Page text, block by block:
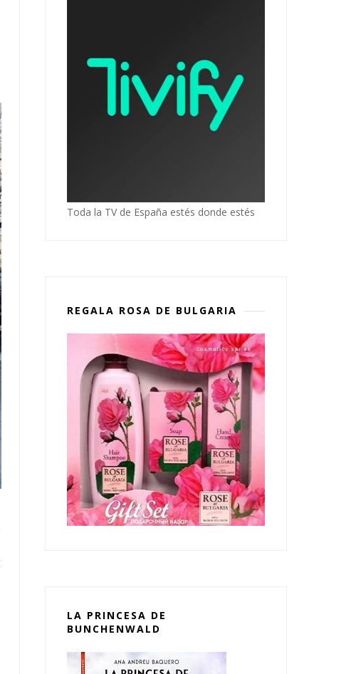
Toda la TV de España estés donde estés
REGALA ROSA DE BULGARIA
LA PRINCESA DE
BUNCHENWALD